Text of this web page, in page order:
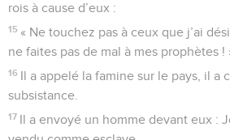
rois à cause d’eux :
15 « Ne touchez pas à ceux que j’ai
ne faites pas de mal à mes prophètes !
16 Il a appelé la famine sur le pays, il a
subsistance.
17 Il a envoyé un homme devant eux :